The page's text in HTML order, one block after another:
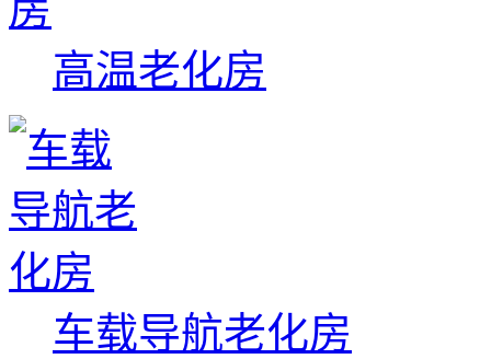
高温老化房
车载导航老化房